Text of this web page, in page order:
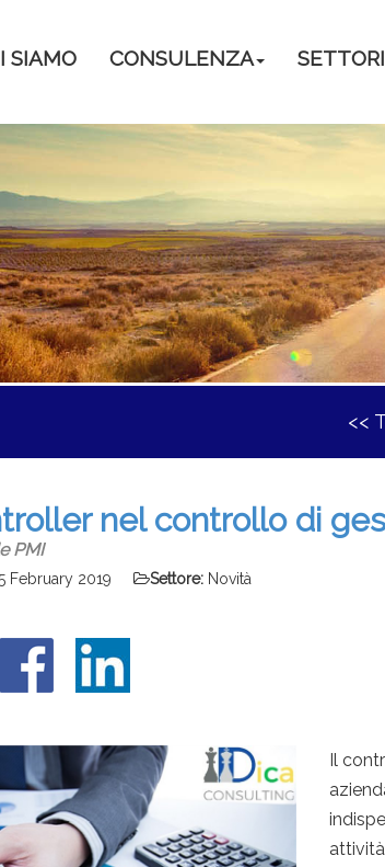
SIAMO CONSULENZA SETTORI
<<
nel controllo di
PMI
February 2019 Settore: Novità
Il